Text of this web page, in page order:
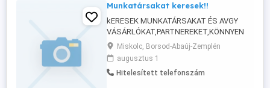
Munkatársakat keresek!!
kERESEK MUNKATÁRSAKAT ÉS AVGY
VÁSÁRLÓKAT,PARTNEREKET,KÖNNYEN
ELADHATÓ TERMÉKEK ÉRTÉKESITÉSÉRE!
ÉRDEKLŐDNI TELEFONON,VAGY
EMAILBEN! TEL:063 !VÁROM HIVÁSÁT!
Miskolc, Borsod-Abaúj-Zemplén
augusztus 1
Hitelesített telefonszám